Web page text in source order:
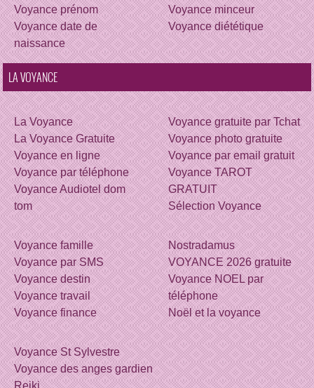
Voyance prénom
Voyance date de
naissance
Voyance minceur
Voyance diététique
LA VOYANCE
La Voyance
La Voyance Gratuite
Voyance en ligne
Voyance par téléphone
Voyance Audiotel dom
tom
Voyance gratuite par Tchat
Voyance photo gratuite
Voyance par email gratuit
Voyance TAROT
GRATUIT
Sélection Voyance
Voyance famille
Voyance par SMS
Voyance destin
Voyance travail
Voyance finance
Nostradamus
VOYANCE 2026 gratuite
Voyance NOEL par
téléphone
Noël et la voyance
Voyance St Sylvestre
Voyance des anges gardien